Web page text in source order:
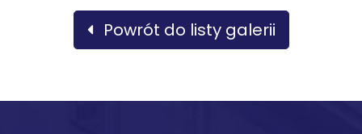
Powrót do listy galerii